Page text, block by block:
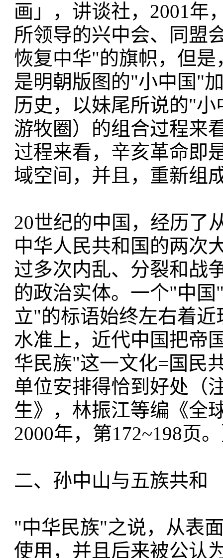
画」，讲谈社，2001年
所领导的兴中会、同盟
恢复中华"的旗帜，但
是明朝版图的"小中国"
历史，以妹尾所说的"
游牧圈）的组合过程来
过程来看，辛亥革命即
域空间，并且，重新组
20世纪的中国，经历了
中华人民共和国的两次
过多次内乱、分裂和战
的政治实体。一个"中
立"的标语始终左右着
水准上，近代中国把帝
华民族"这一文化=国民
单位安排得恰到好处（
生》，林振江等编《全
2000年，第172~198页
二、孙中山与五族共和
"中华民族"之说，从表
使用，并且后来被公认